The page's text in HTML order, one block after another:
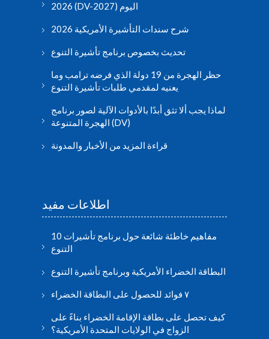
2026 (DV-2027) اليوم
شرح سندات التأشيرة الأمريكية 2026
تحديث بخصوص برنامج تأشيرة التنوع
حظر الهجرة من 19 دولة الذي فرضه ترامب وما
يعنيه لمقدمي طلبات تأشيرة التنوع
لماذا يجب ألا تثق أبدًا بالأدوات الآلية لصور برنامج
الهجرة المتنوعة (DV)
قراءة المزيد من الأخبار والمدونة
اطلاعات مفید
10 مفاهيم خاطئة شائعة حول برنامج تأشيرات
التنوع
البطاقة الخضراء الأمريكية وبرنامج تأشيرة التنوع
٧ فوائد للحصول على البطاقة الخضراء
كيف تحصل على بطاقة الإقامة الخضراء بناءً على
الزواج في الولايات المتحدة الأمريكية؟